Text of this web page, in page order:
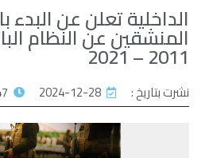
الداخلية تعلن عن البدء
المنشقين عن النظام
2011 – 2021
نشرت بتاريخ : 2024-12-28